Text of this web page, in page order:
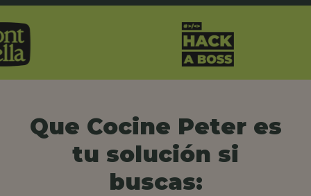
Que Cocine Peter es
tu solución si
buscas: